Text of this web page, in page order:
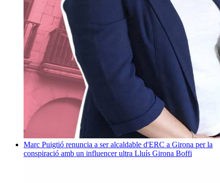
Marc Puigtió renuncia a ser alcaldable d'ERC a Girona per la
conspiració amb un influencer ultra Lluís Girona Boffi